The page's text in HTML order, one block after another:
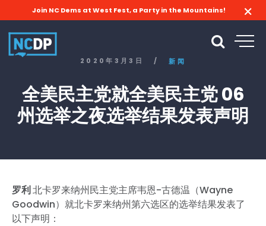
Join NC Dems at West Fest, a Party in the Mountains!
2020年3月3日 / 新闻
全美民主党就全美民主党 06
州选举之夜选举结果发表声明
罗利北卡罗来纳州民主党主席韦恩-古德温（Wayne
Goodwin）就北卡罗来纳州第六选区的选举结果发表了
以下声明：